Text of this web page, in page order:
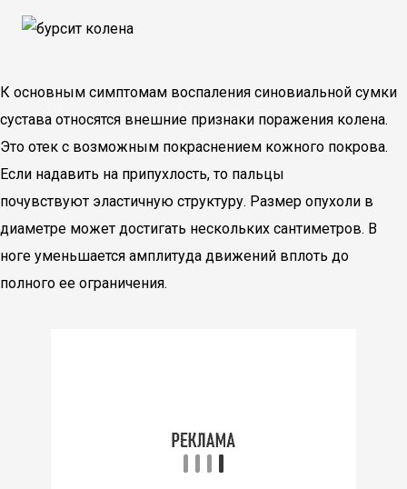
К основным симптомам воспаления синовиальной сумки
сустава относятся внешние признаки поражения колена.
Это отек с возможным покраснением кожного покрова.
Если надавить на припухлость, то пальцы
почувствуют эластичную структуру. Размер опухоли в
диаметре может достигать нескольких сантиметров. В
ноге уменьшается амплитуда движений вплоть до
полного ее ограничения.